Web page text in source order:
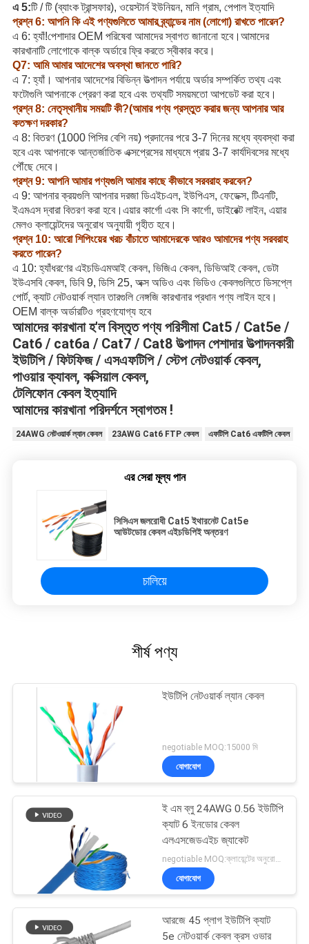
এ 5:টি / টি (ব্যাংক ট্রান্সফার), ওয়েস্টার্ন ইউনিয়ন, মানি গ্রাম, পেপাল ইত্যাদি
প্রশ্ন 6: আপনি কি এই পণ্যগুলিতে আমার ব্র্যান্ডের নাম (লোগো) রাখতে পারেন?
এ 6: হ্যাঁ!পেশাদার OEM পরিষেবা আমাদের স্বাগত জানানো হবে।আমাদের
কারখানাটি লোগোকে বাল্ক অর্ডারে ফ্রি করতে স্বীকার করে।
Q7: আমি আমার আদেশের অবস্থা জানতে পারি?
এ 7: হ্যাঁ। আপনার আদেশের বিভিন্ন উত্পাদন পর্যায়ে অর্ডার সম্পর্কিত তথ্য এবং
ফটোগুলি আপনাকে প্রেরণ করা হবে এবং তথ্যটি সময়মতো আপডেট করা হবে।
প্রশ্ন 8: নেতৃস্থানীয় সময়টি কী?(আমার পণ্য প্রস্তুত করার জন্য আপনার আর
কতক্ষণ দরকার?
এ 8: বিতরণ (1000 পিসির বেশি নয়) প্রদানের পরে 3-7 দিনের মধ্যে ব্যবস্থা করা
হবে এবং আপনাকে আন্তর্জাতিক এক্সপ্রেসের মাধ্যমে প্রায় 3-7 কার্যদিবসের মধ্যে
পৌঁছে দেবে।
প্রশ্ন 9: আপনি আমার পণ্যগুলি আমার কাছে কীভাবে সরবরাহ করবেন?
এ 9: আপনার ক্রয়গুলি আপনার দরজা ডিএইচএল, ইউপিএস, ফেডেক্স, টিএনটি,
ইএমএস দ্বারা বিতরণ করা হবে।এয়ার কার্গো এবং সি কার্গো, ডাইরেক্ট লাইন, এয়ার
মেলও ক্লায়েন্টদের অনুরোধ অনুযায়ী গৃহীত হবে।
প্রশ্ন 10: আরো শিপিংয়ের খরচ বাঁচাতে আমাদেরকে আরও আমাদের পণ্য সরবরাহ
করতে পারেন?
এ 10: হ্যাঁধরণের এইচডিএমআই কেবল, ভিজিএ কেবল, ডিভিআই কেবল, ডেটা
ইউএসবি কেবল, ডিবি 9, ডিসি 25, অক্স অডিও এবং ভিডিও কেবলগুলিতে ডিসপ্লে
পোর্ট, ক্যাট নেটওয়ার্ক ল্যান তারগুলি নেঙ্গজি কারখানার প্রধান পণ্য লাইন হবে।
OEM বাল্ক অর্ডারটিও গ্রহণযোগ্য হবে
আমাদের কারখানা হ'ল বিস্তৃত পণ্য পরিসীমা Cat5 / Cat5e /
Cat6 / cat6a / Cat7 / Cat8 উত্পাদন পেশাদার উত্পাদনকারী
ইউটিপি / ফিটফিজ / এসএফটিপি / স্টেপ নেটওয়ার্ক কেবল,
পাওয়ার ক্যাবল, কক্সিয়াল কেবল,
টেলিফোন কেবল ইত্যাদি
আমাদের কারখানা পরিদর্শনে স্বাগতম !
24AWG নেটওয়ার্ক ল্যান কেবল 23AWG Cat6 FTP কেবল এফটিপি Cat6 এফটিপি কেবল
এর সেরা মূল্য পান
সিসিএস জলরোধী Cat5 ইথারনেট Cat5e
আউটডোর কেবল এইচডিপিই অন্তরণ
চালিয়ে
শীর্ষ পণ্য
ইউটিপি নেটওয়ার্ক ল্যান কেবল
negotiable MOQ:15000 মি
যোগাযোগ
ই এম ব্লু 24AWG 0.56 ইউটিপি
ক্যাট 6 ইনডোর কেবল
এলএসজেডএইচ জ্যাকেট
negotiable MOQ:ক্লায়েন্টের অনুরোধ হিসাবে কাস্টমাইজড টাইপ 30000 মিটার Stock
যোগাযোগ
আরজে 45 প্লাগ ইউটিপি ক্যাট
5e নেটওয়ার্ক কেবল ক্রস ওভার